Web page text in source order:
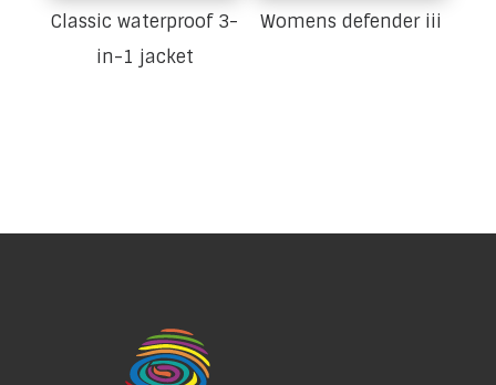
Classic waterproof 3-
in-1 jacket
Womens defender iii